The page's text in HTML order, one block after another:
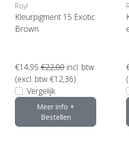
Royl
Kleurpigment 15 Exotic
Brown
€14,95 €22,00 incl. btw
(excl. btw €12,36)
Vergelijk
Meer info +
Bestellen